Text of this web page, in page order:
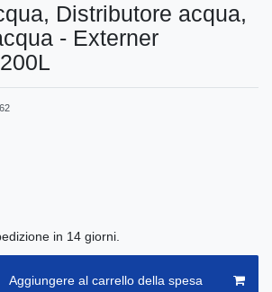
Distributore acqua,
- Externer
in 14 giorni.
Aggiungere al carrello della spesa